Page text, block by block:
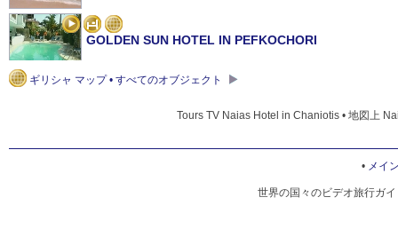
GOLDEN SUN HOTEL IN PEFKOCHORI
ギリシャ マップ • すべてのオブジェクト
Tours TV Naias Hotel in Chaniotis • 地図上
• メイ
世界の国々のビデオ旅行ガ